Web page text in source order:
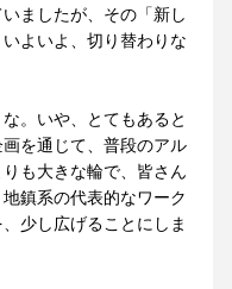
ましたが、その「新し
よいよ、切り替わりな
。いや、とてもあると
を通じて、普段のアル
も大きな輪で、皆さん
鎮系の代表的なワーク
少し広げることにしま